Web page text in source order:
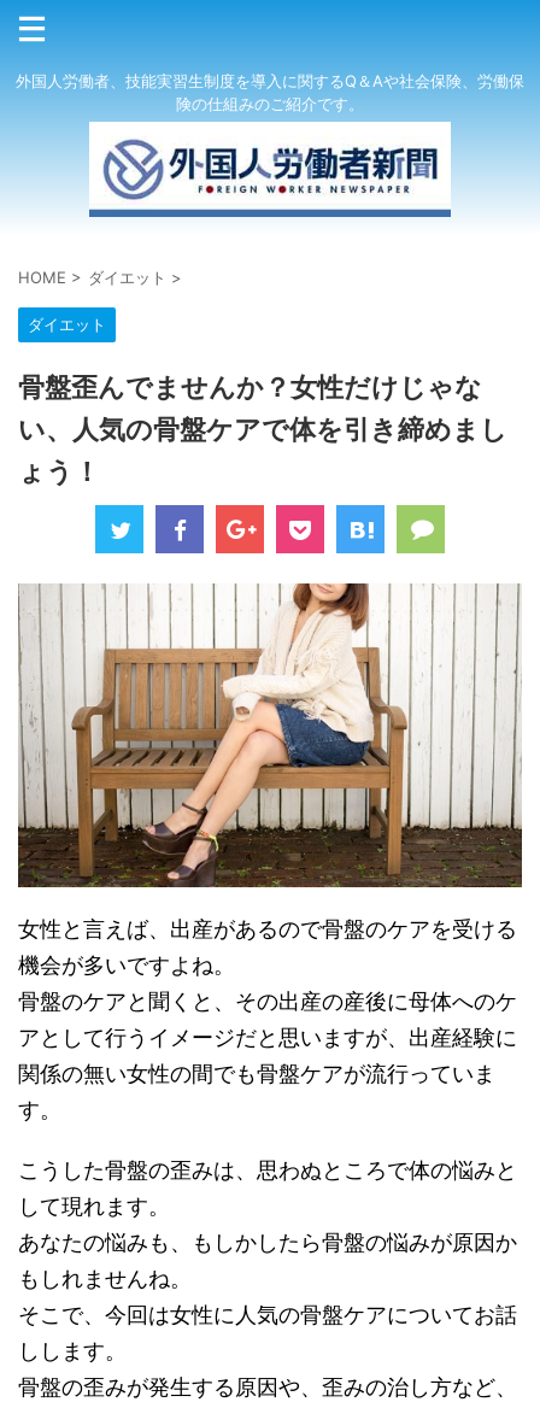
外国人労働者、技能実習生制度を導入に関するQ＆Aや社会保険、労働保
険の仕組みのご紹介です。
HOME > ダイエット >
ダイエット
骨盤歪んでませんか？女性だけじゃな
い、人気の骨盤ケアで体を引き締めまし
ょう！
女性と言えば、出産があるので骨盤のケアを受ける
機会が多いですよね。
骨盤のケアと聞くと、その出産の産後に母体へのケ
アとして行うイメージだと思いますが、出産経験に
関係の無い女性の間でも骨盤ケアが流行っていま
す。
こうした骨盤の歪みは、思わぬところで体の悩みと
して現れます。
あなたの悩みも、もしかしたら骨盤の悩みが原因か
もしれませんね。
そこで、今回は女性に人気の骨盤ケアについてお話
しします。
骨盤の歪みが発生する原因や、歪みの治し方など、